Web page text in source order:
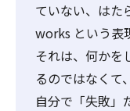
ていない、はた
works という表
それは、何かを
るのではなくて
自分で「失敗」